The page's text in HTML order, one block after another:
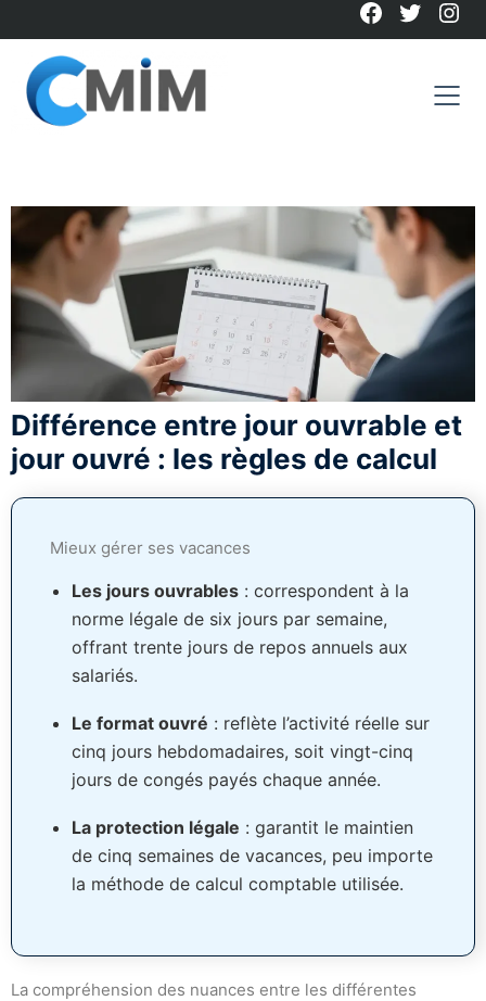
to
content
Facebook
Twitter
Différence entre jour ouvrable et
jour ouvré : les règles de calcul
Mieux gérer ses vacances
Les jours ouvrables : correspondent à la
norme légale de six jours par semaine,
offrant trente jours de repos annuels aux
salariés.
Le format ouvré : reflète l’activité réelle sur
cinq jours hebdomadaires, soit vingt-cinq
jours de congés payés chaque année.
La protection légale : garantit le maintien
de cinq semaines de vacances, peu importe
la méthode de calcul comptable utilisée.
La compréhension des nuances entre les différentes